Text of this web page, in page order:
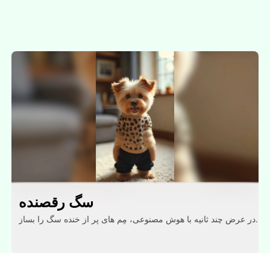
سگ رقصنده
در عرض چند ثانیه با هوش مصنوعی، مِم های پر از خنده سگ را بساز.